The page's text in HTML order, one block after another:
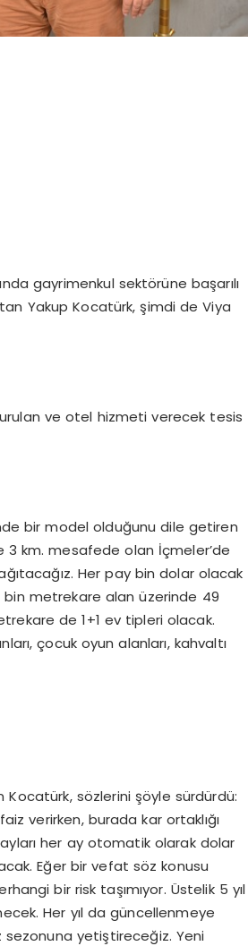
gayrimenkul sektörüne başarılı
Yakup Kocatürk, şimdi de Viya
ve otel hizmeti verecek tesis
bir model olduğunu dile getiren
3 km. mesafede olan İçmeler’de
Her pay bin dolar olacak
bin metrekare alan üzerinde 49
de 1+1 ev tipleri olacak.
çocuk oyun alanları, kahvaltı
sözlerini şöyle sürdürdü:
verirken, burada kar ortaklığı
her ay otomatik olarak dolar
Eğer bir vefat söz konusu
bir risk taşımıyor. Üstelik 5 yıl
Her yıl da güncellenmeye
sezonuna yetiştireceğiz. Yeni